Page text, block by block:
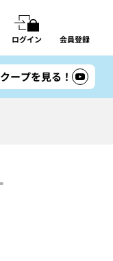
ログイン 会員登録
ープを見る！